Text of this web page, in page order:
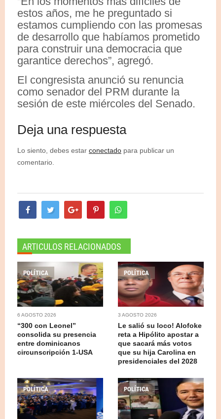
estos años, me he preguntado si
estamos cumpliendo con las promesas
de desarrollo que habíamos prometido
para construir una democracia que
garantice derechos”, agregó.
El congresista anunció su renuncia
como senador del PRM durante la
sesión de este miércoles del Senado.
Deja una respuesta
Lo siento, debes estar conectado para publicar un
comentario.
ARTICULOS RELACIONADOS
POLÍTICA
6 AGOSTO 2026
“300 con Leonel”
consolida su presencia
entre dominicanos
circunscripción 1-USA
POLÍTICA
3 AGOSTO 2026
Le salió su loco! Alofoke
reta a Hipólito apostar a
que sacará más votos
que su hija Carolina en
presidenciales del 2028
POLÍTICA POLÍTICA